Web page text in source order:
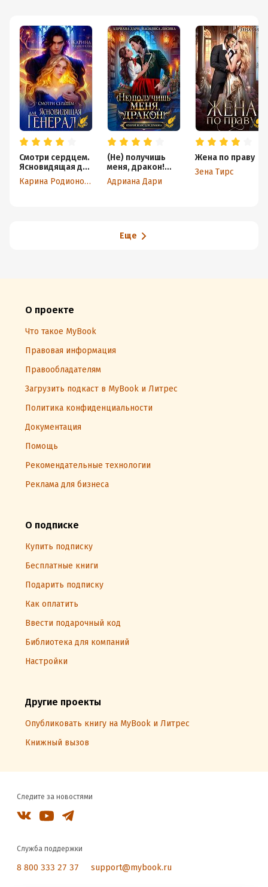
Смотри сердцем.
Ясновидящая для
Генерала
Карина Родионова
(Не) получишь
меня, дракон!
Книга 1
Адриана Дари
Жена по праву
Зена Тирс
Еще
О проекте
Что такое MyBook
Правовая информация
Правообладателям
Загрузить подкаст в MyBook и Литрес
Политика конфиденциальности
Документация
Помощь
Рекомендательные технологии
Реклама для бизнеса
О подписке
Купить подписку
Бесплатные книги
Подарить подписку
Как оплатить
Ввести подарочный код
Библиотека для компаний
Настройки
Другие проекты
Опубликовать книгу на MyBook и Литрес
Книжный вызов
Следите за новостями
Служба поддержки
8 800 333 27 37 support@mybook.ru